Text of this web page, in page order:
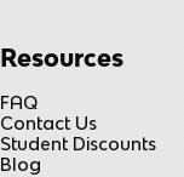
Resources
FAQ
Contact Us
Student Discounts
Blog